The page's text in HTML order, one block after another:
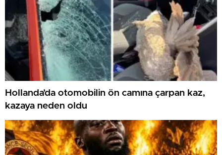
Hollanda’da otomobilin ön camına çarpan kaz,
kazaya neden oldu